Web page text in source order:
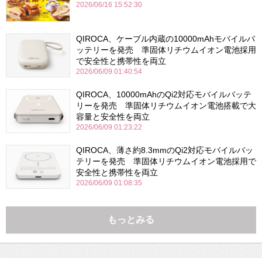
2026/06/16 15:52:30
QIROCA、ケーブル内蔵の10000mAhモバイルバ
ッテリーを発売 準固体リチウムイオン電池採用
で安全性と携帯性を両立
2026/06/09 01:40:54
QIROCA、10000mAhのQi2対応モバイルバッテ
リーを発売 準固体リチウムイオン電池搭載で大
容量と安全性を両立
2026/06/09 01:23:22
QIROCA、薄さ約8.3mmのQi2対応モバイルバッ
テリーを発売 準固体リチウムイオン電池採用で
安全性と携帯性を両立
2026/06/09 01:08:35
もっとみる